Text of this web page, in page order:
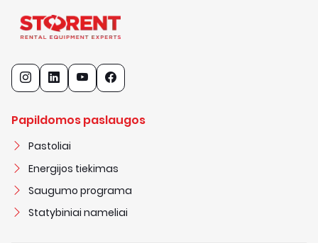
Papildomos paslaugos
Pastoliai
Energijos tiekimas
Saugumo programa
Statybiniai nameliai